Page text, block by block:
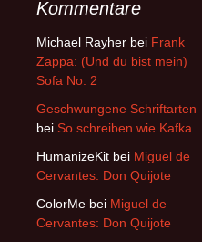
Kommentare
Michael Rayher bei Frank
Zappa: (Und du bist mein)
Sofa No. 2
Geschwungene Schriftarten
bei So schreiben wie Kafka
HumanizeKit bei Miguel de
Cervantes: Don Quijote
ColorMe bei Miguel de
Cervantes: Don Quijote